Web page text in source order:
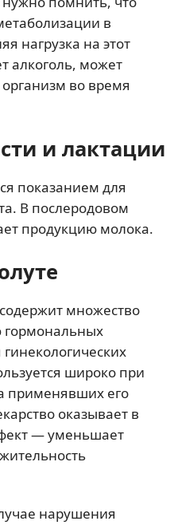
в
нагрузка на этот
алкоголь, может
во время
и лактации
показанием для
В послеродовом
продукцию молока.
множество
широко при
применявших его
оказывает в
— уменьшает
нарушения